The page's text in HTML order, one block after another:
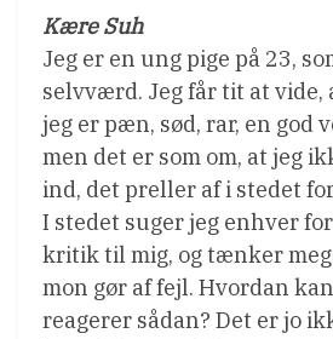
Kære Suh
Jeg er en ung pige på 23,
selvværd. Jeg får tit at vide,
jeg er pæn, sød, rar, en god
men det er som om, at jeg
ind, det preller af i stedet
I stedet suger jeg enhver
kritik til mig, og tænker
mon gør af fejl. Hvordan
reagerer sådan? Det er jo